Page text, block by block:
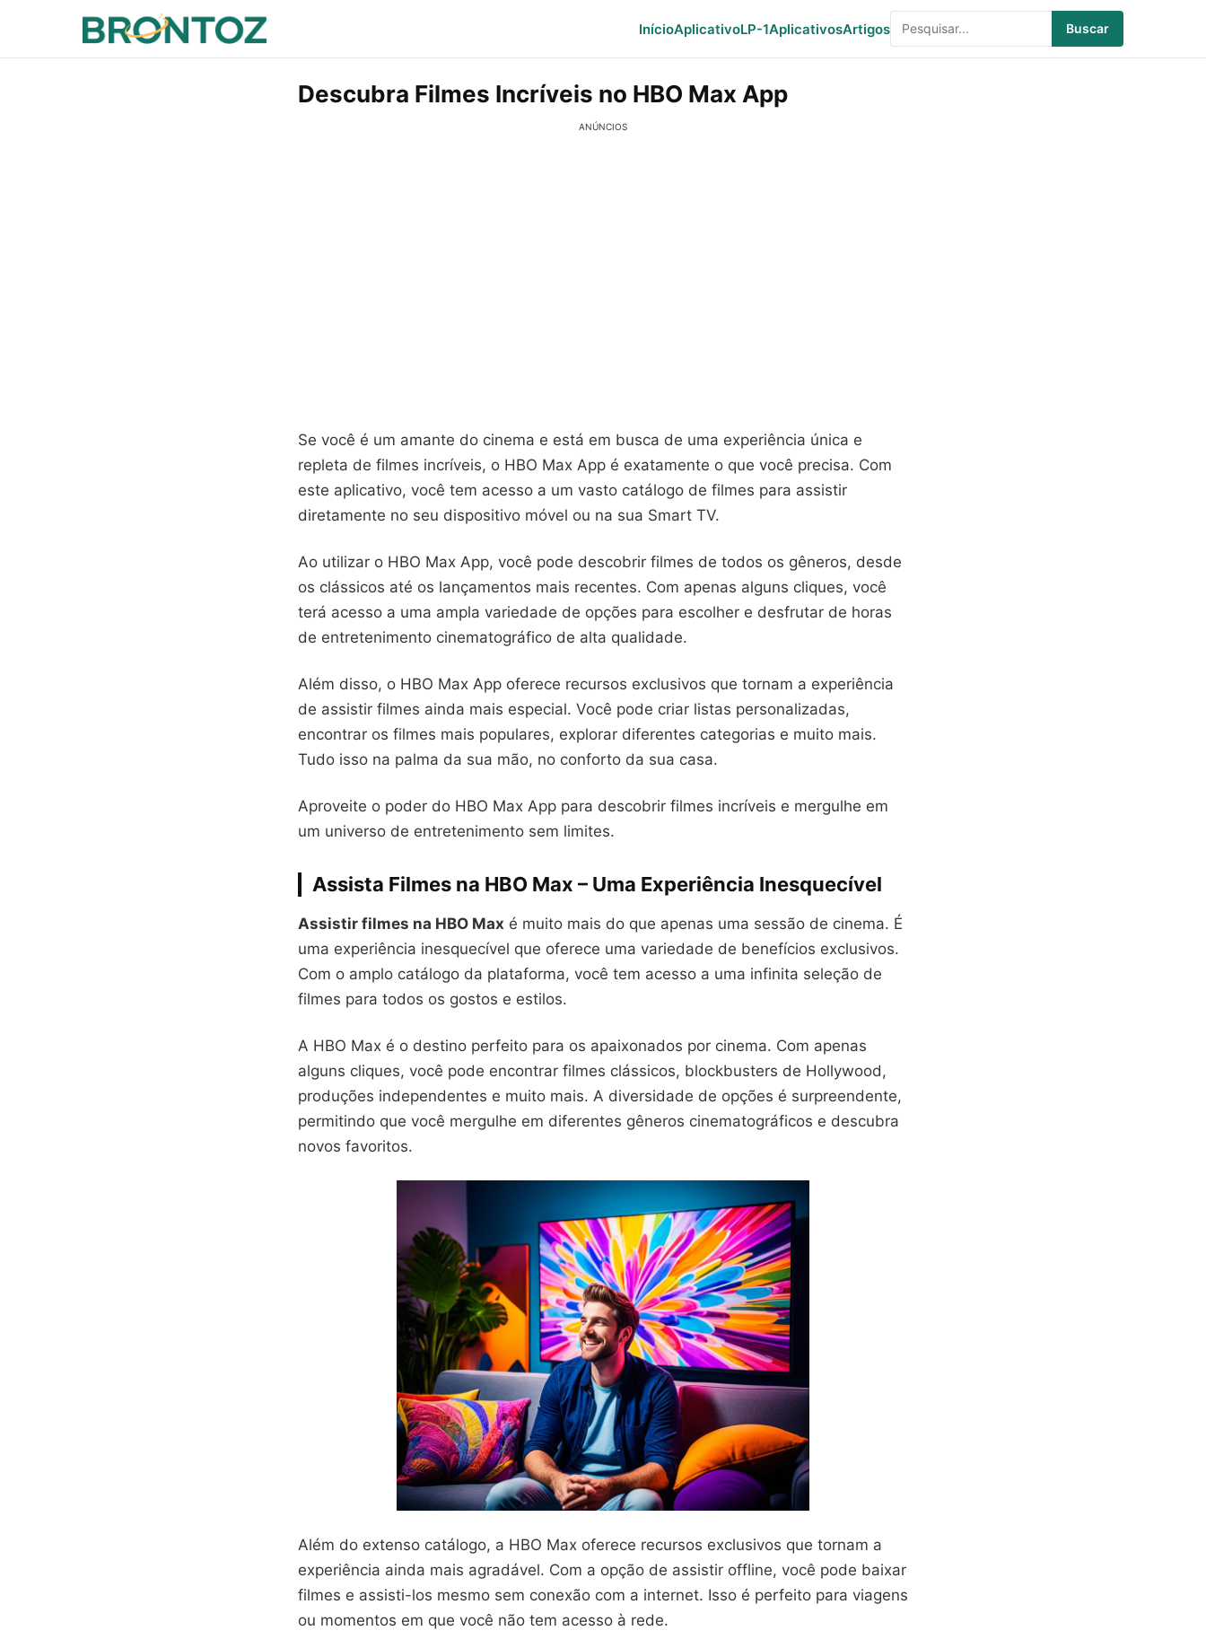
InícioAplicativoLP-1AplicativosArtigos Buscar
Descubra Filmes Incríveis no HBO Max App
ANÚNCIOS
Se você é um amante do cinema e está em busca de uma experiência única e
repleta de filmes incríveis, o HBO Max App é exatamente o que você precisa. Com
este aplicativo, você tem acesso a um vasto catálogo de filmes para assistir
diretamente no seu dispositivo móvel ou na sua Smart TV.
Ao utilizar o HBO Max App, você pode descobrir filmes de todos os gêneros, desde
os clássicos até os lançamentos mais recentes. Com apenas alguns cliques, você
terá acesso a uma ampla variedade de opções para escolher e desfrutar de horas
de entretenimento cinematográfico de alta qualidade.
Além disso, o HBO Max App oferece recursos exclusivos que tornam a experiência
de assistir filmes ainda mais especial. Você pode criar listas personalizadas,
encontrar os filmes mais populares, explorar diferentes categorias e muito mais.
Tudo isso na palma da sua mão, no conforto da sua casa.
Aproveite o poder do HBO Max App para descobrir filmes incríveis e mergulhe em
um universo de entretenimento sem limites.
Assista Filmes na HBO Max – Uma Experiência Inesquecível
Assistir filmes na HBO Max é muito mais do que apenas uma sessão de cinema. É
uma experiência inesquecível que oferece uma variedade de benefícios exclusivos.
Com o amplo catálogo da plataforma, você tem acesso a uma infinita seleção de
filmes para todos os gostos e estilos.
A HBO Max é o destino perfeito para os apaixonados por cinema. Com apenas
alguns cliques, você pode encontrar filmes clássicos, blockbusters de Hollywood,
produções independentes e muito mais. A diversidade de opções é surpreendente,
permitindo que você mergulhe em diferentes gêneros cinematográficos e descubra
novos favoritos.
Além do extenso catálogo, a HBO Max oferece recursos exclusivos que tornam a
experiência ainda mais agradável. Com a opção de assistir offline, você pode baixar
filmes e assisti-los mesmo sem conexão com a internet. Isso é perfeito para viagens
ou momentos em que você não tem acesso à rede.